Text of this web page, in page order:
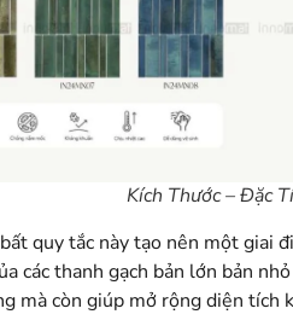
Kích Thước – Đặc
quy tắc này tạo nên một giai
các thanh gạch bản lớn bản
mà còn giúp mở rộng diện tích